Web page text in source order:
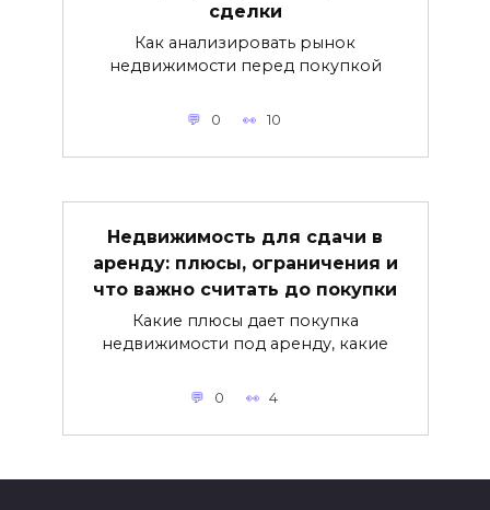
сделки
Как анализировать рынок
недвижимости перед покупкой
0 10
Недвижимость для сдачи в
аренду: плюсы, ограничения и
что важно считать до покупки
Какие плюсы дает покупка
недвижимости под аренду, какие
0 4